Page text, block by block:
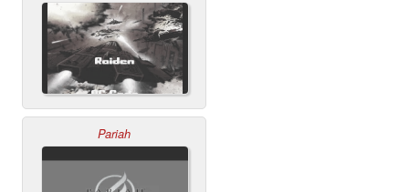
Pariah